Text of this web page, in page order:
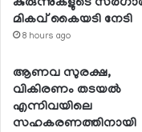
മികവ് കൈയടി നേടി
8 hours ago
ആണവ സുരക്ഷ,
വികിരണം തടയല്‍
എന്നിവയിലെ
സഹകരണത്തിനായി